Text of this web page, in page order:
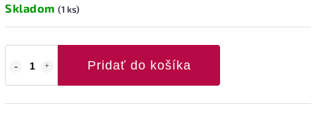
Skladom (1 ks)
Pridať do košíka